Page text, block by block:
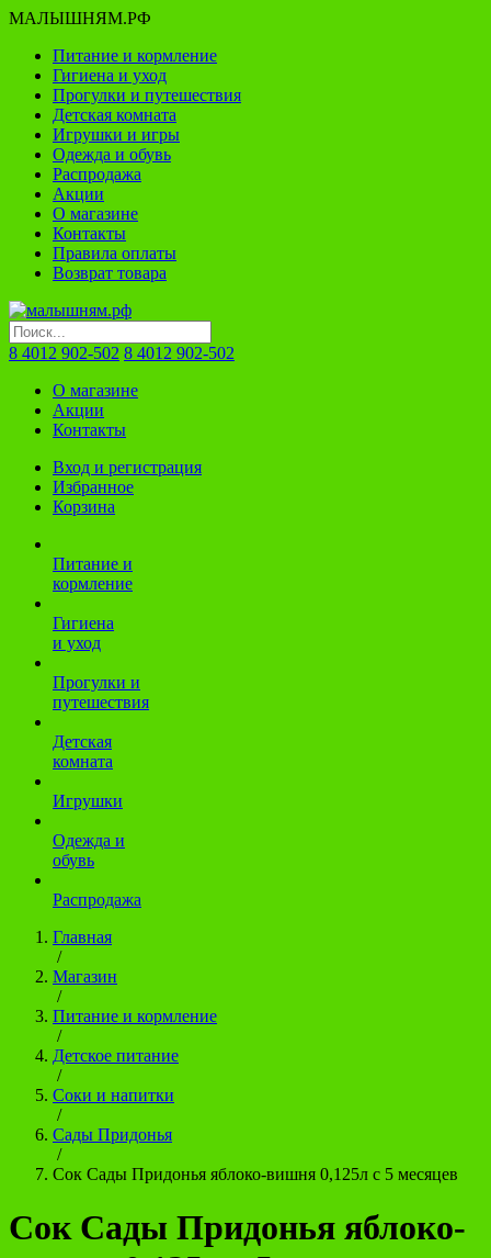
МАЛЫШНЯМ.РФ
Питание и кормление
Гигиена и уход
Прогулки и путешествия
Детская комната
Игрушки и игры
Одежда и обувь
Распродажа
Акции
О магазине
Контакты
Правила оплаты
Возврат товара
8 4012 902-502 8 4012 902-502
О магазине
Акции
Контакты
Вход и регистрация
Избранное
Корзина
Питание и
кормление
Гигиена
и уход
Прогулки и
путешествия
Детская
комната
Игрушки
Одежда и
обувь
Распродажа
Главная
/
Магазин
/
Питание и кормление
/
Детское питание
/
Соки и напитки
/
Сады Придонья
/
Сок Сады Придонья яблоко-вишня 0,125л с 5 месяцев
Сок Сады Придонья яблоко-